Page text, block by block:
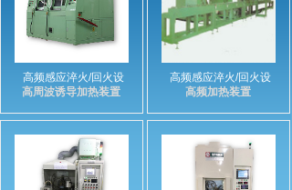
高频感应淬火/回火设
高周波诱导加热装置
高频感应淬火/回火设
高频加热装置